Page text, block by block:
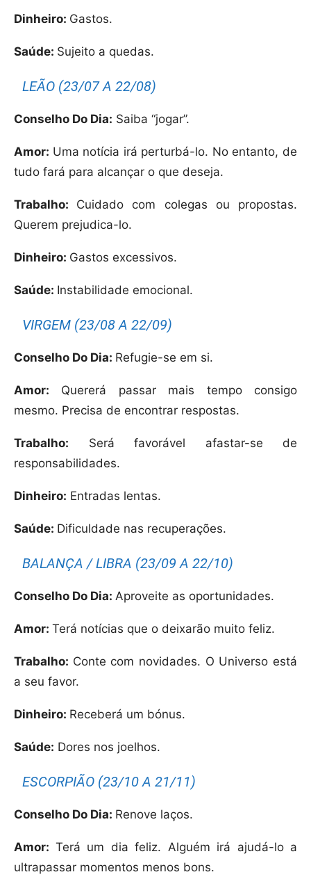
Dinheiro: Gastos.
Saúde: Sujeito a quedas.
LEÃO (23/07 A 22/08)
Conselho Do Dia: Saiba “jogar”.
Amor: Uma notícia irá perturbá-lo. No entanto, de
tudo fará para alcançar o que deseja.
Trabalho: Cuidado com colegas ou propostas.
Querem prejudica-lo.
Dinheiro: Gastos excessivos.
Saúde: Instabilidade emocional.
VIRGEM (23/08 A 22/09)
Conselho Do Dia: Refugie-se em si.
Amor: Quererá passar mais tempo consigo
mesmo. Precisa de encontrar respostas.
Trabalho: Será favorável afastar-se de
responsabilidades.
Dinheiro: Entradas lentas.
Saúde: Dificuldade nas recuperações.
BALANÇA / LIBRA (23/09 A 22/10)
Conselho Do Dia: Aproveite as oportunidades.
Amor: Terá notícias que o deixarão muito feliz.
Trabalho: Conte com novidades. O Universo está
a seu favor.
Dinheiro: Receberá um bónus.
Saúde: Dores nos joelhos.
ESCORPIÃO (23/10 A 21/11)
Conselho Do Dia: Renove laços.
Amor: Terá um dia feliz. Alguém irá ajudá-lo a
ultrapassar momentos menos bons.